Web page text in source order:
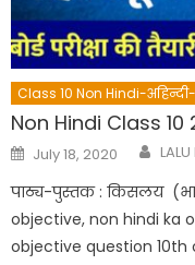
Class 10 Non Hindi-
Non Hindi Class
Posted
on
July 18, 2020
पाठ्य-पुस्तक : किसलय
objective, non hindi ka
objective question 10th